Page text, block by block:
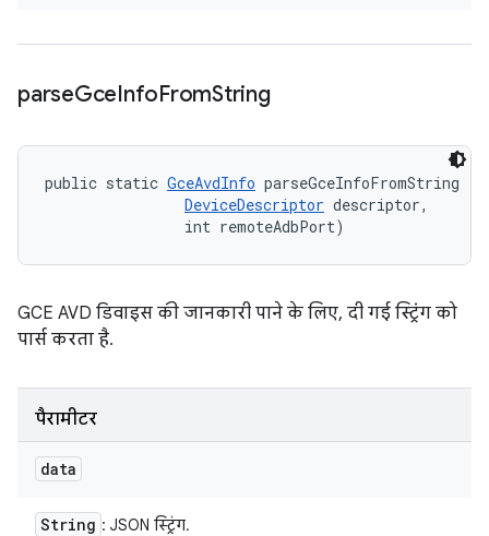
parseGceInfoFromString
public static GceAvdInfo parseGceInfoFromString
DeviceDescriptor descriptor,
                int remoteAdbPort)
GCE AVD डिवाइस की जानकारी पाने के लिए, दी गई स्ट्रिंग को
पार्स करता है.
पैरामीटर
data
String : JSON स्ट्रिंग.